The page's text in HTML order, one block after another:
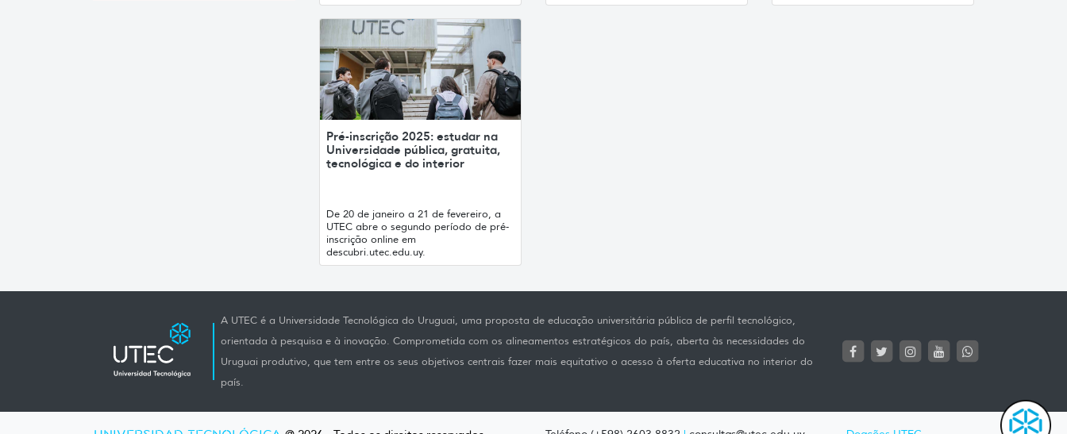
Pré-inscrição 2025: estudar na
Universidade pública, gratuita,
tecnológica e do interior
De 20 de janeiro a 21 de fevereiro, a
UTEC abre o segundo período de pré-
inscrição online em
descubri.utec.edu.uy.
A UTEC é a Universidade Tecnológica do Uruguai, uma proposta de educação universitária pública de perfil tecnológico,
orientada à pesquisa e à inovação. Comprometida com os alineamentos estratégicos do país, aberta às necessidades do
Uruguai produtivo, que tem entre os seus objetivos centrais fazer mais equitativo o acesso à oferta educativa no interior do
país.